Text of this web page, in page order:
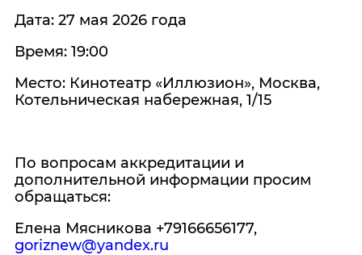
Дата: 27 мая 2026 года
Время: 19:00
Место: Кинотеатр «Иллюзион», Москва,
Котельническая набережная, 1/15
По вопросам аккредитации и
дополнительной информации просим
обращаться:
Елена Мясникова +79166656177,
goriznew@yandex.ru